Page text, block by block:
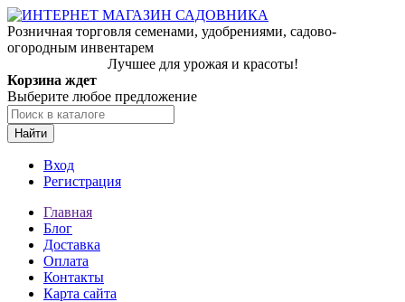
Розничная торговля семенами, удобрениями, садово-
огородным инвентарем
Лучшее для урожая и красоты!
Корзина ждет
Выберите любое предложение
Найти
Вход
Регистрация
Главная
Блог
Доставка
Оплата
Контакты
Карта сайта